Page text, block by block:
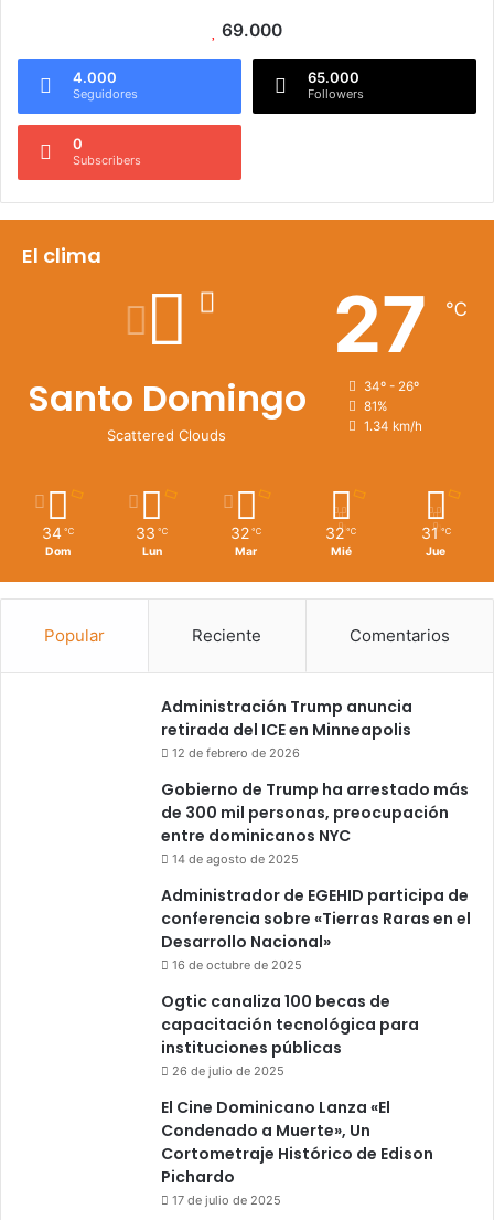
69.000
4.000
Seguidores
65.000
Followers
0
Subscribers
El clima
Santo Domingo
Scattered Clouds
27 ℃
34º - 26º
81%
1.34 km/h
34 ℃
Dom
33 ℃
Lun
32 ℃
Mar
32 ℃
Mié
31 ℃
Jue
Popular Reciente Comentarios
Administración Trump anuncia
retirada del ICE en Minneapolis
12 de febrero de 2026
Gobierno de Trump ha arrestado más
de 300 mil personas, preocupación
entre dominicanos NYC
14 de agosto de 2025
Administrador de EGEHID participa de
conferencia sobre «Tierras Raras en el
Desarrollo Nacional»
16 de octubre de 2025
Ogtic canaliza 100 becas de
capacitación tecnológica para
instituciones públicas
26 de julio de 2025
El Cine Dominicano Lanza «El
Condenado a Muerte», Un
Cortometraje Histórico de Edison
Pichardo
17 de julio de 2025